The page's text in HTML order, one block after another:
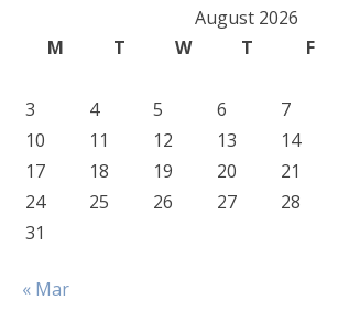
August 2026
M
T W T F
3
4 5 6 7
10
11 12 13 14
17
18 19 20 21
24
25 26 27 28
31
« Mar